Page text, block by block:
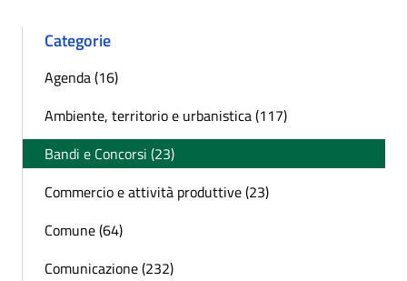
Categorie
Agenda (16)
Ambiente, territorio e urbanistica (117)
Bandi e Concorsi (23)
Commercio e attività produttive (23)
Comune (64)
Comunicazione (232)